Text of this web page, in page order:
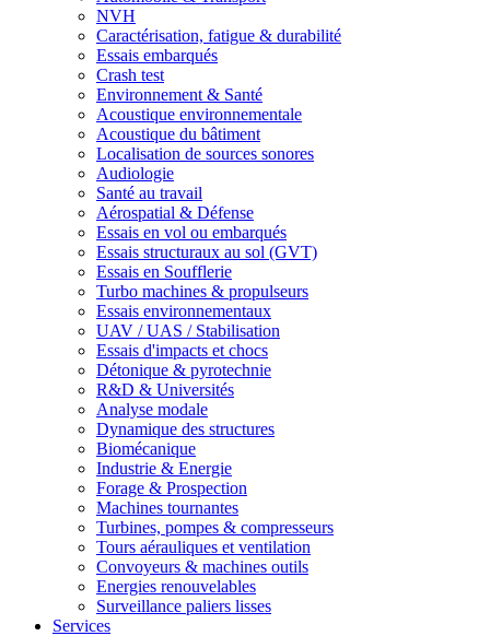
NVH
Caractérisation, fatigue & durabilité
Essais embarqués
Crash test
Environnement & Santé
Acoustique environnementale
Acoustique du bâtiment
Localisation de sources sonores
Audiologie
Santé au travail
Aérospatial & Défense
Essais en vol ou embarqués
Essais structuraux au sol (GVT)
Essais en Soufflerie
Turbo machines & propulseurs
Essais environnementaux
UAV / UAS / Stabilisation
Essais d'impacts et chocs
Détonique & pyrotechnie
R&D & Universités
Analyse modale
Dynamique des structures
Biomécanique
Industrie & Energie
Forage & Prospection
Machines tournantes
Turbines, pompes & compresseurs
Tours aérauliques et ventilation
Convoyeurs & machines outils
Energies renouvelables
Surveillance paliers lisses
Services